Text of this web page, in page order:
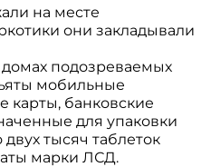
на месте
они закладывали
домах подозреваемых
мобильные
карты, банковские
для упаковки
тысяч таблеток
марки ЛСД.